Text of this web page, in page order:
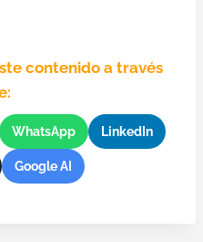
contenido a través
WhatsApp LinkedIn
Google AI